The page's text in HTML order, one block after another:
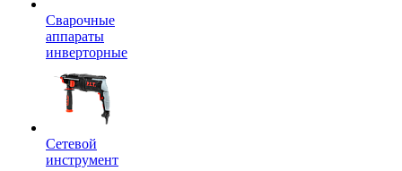
Сварочные
аппараты
инверторные
Сетевой
инструмент